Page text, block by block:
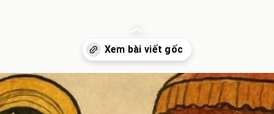
Đang mở https://inminhkhoi.com/su-tich-ba-chua-ba-o-chua-huong